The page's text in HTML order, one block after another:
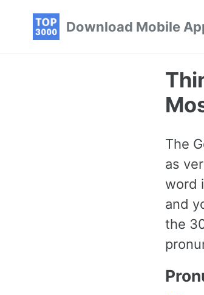
Download Mobile
The
as
word
and
the